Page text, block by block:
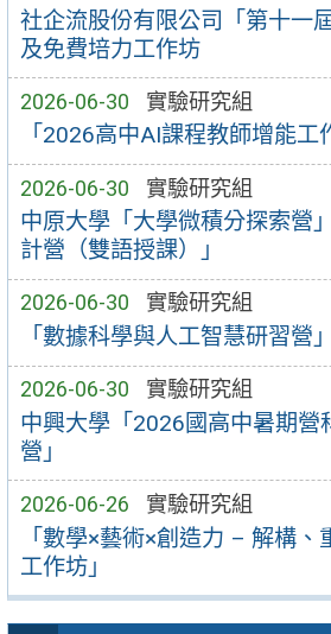
社企流股份有限公司「第十一
及免費培力工作坊
2026-06-30 實驗研究組
「2026高中AI課程教師增能工
2026-06-30 實驗研究組
中原大學「大學微積分探索營
計營（雙語授課）」
2026-06-30 實驗研究組
「數據科學與人工智慧研習營」
2026-06-30 實驗研究組
中興大學「2026國高中暑期營
營」
2026-06-26 實驗研究組
「數學×藝術×創造力 – 解構
工作坊」